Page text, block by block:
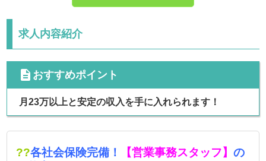
求人内容紹介
cdescription おすすめポイント
月23万以上と安定の収入を手に入れられます！
??各社会保険完備！ 【営業事務スタッフ】 の